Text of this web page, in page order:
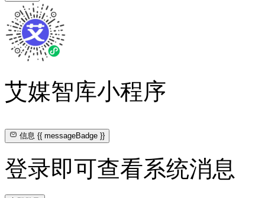
艾媒智库小程序
信息{{ messageBadge }}
登录即可查看系统消息